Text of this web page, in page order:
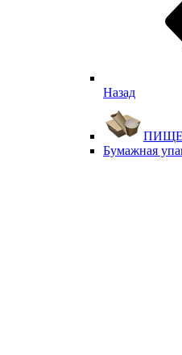
Назад
Бумажная